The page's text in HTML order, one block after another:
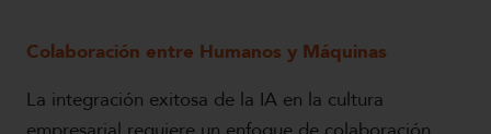
Colaboración entre Humanos y Máquinas
La integración exitosa de la IA en la cultura